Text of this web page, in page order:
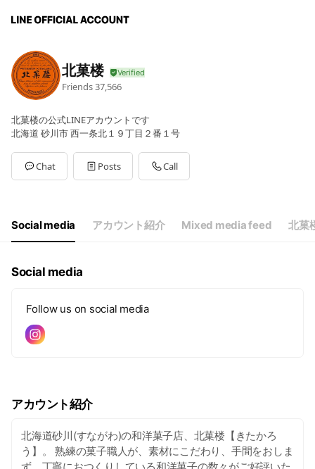
北菓楼
Friends37,566
北菓楼の公式LINEアカウントです
北海道 砂川市 西一条北１９丁目２番１号
Chat Posts Call
Social media アカウント紹介 Mixed media feed 北菓
Social media
Follow us on social media
アカウント紹介
北海道砂川(すながわ)の和洋菓子店、北菓楼【きたかろ
う】。 熟練の菓子職人が、素材にこだわり、手間をおしま